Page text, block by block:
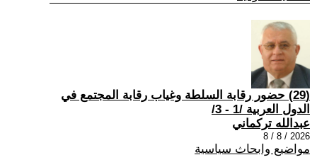
(29) حضور رقابة السلطة وغياب رقابة المجتمع في
الدول العربية /1 - 3/
عبدالله تركماني
2026 / 8 / 8
مواضيع وابحاث سياسية